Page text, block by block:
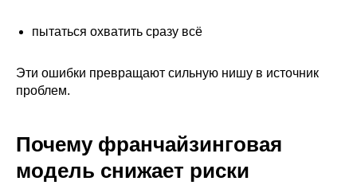
пытаться охватить сразу всё
Эти ошибки превращают сильную нишу в источник
проблем.
Почему франчайзинговая
модель снижает риски